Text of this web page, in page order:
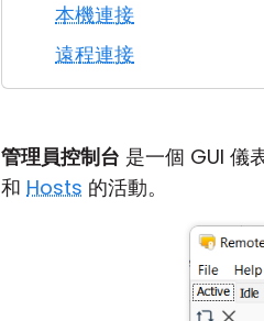
本機連接
遠程連接
管理員控制台 是一個 GUI 儀
和 Hosts 的活動。